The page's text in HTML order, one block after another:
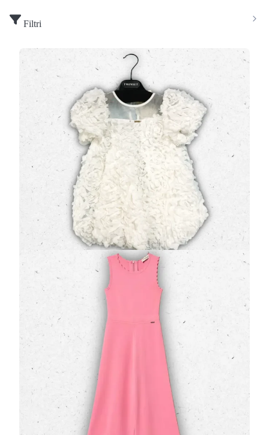
Filtri
Abito Twinset Bambina Bianco a Palloncino con
Fiori in Rilievo
(0 Valutazioni)
Twinset • Abiti
Un'esplosione di candore e poesia definisce questo
abito Twinset da bambina.
Caratterizzato da una silhouette iconica c…
165,00 € 115,50 €
Tuta Ragazza Twinset Rosa Aurora Pink in
Maglia con Fondo Traforato a Zig-Zag
(0 Valutazioni)
Twinset • Abiti
L'eleganza "one-piece" si tinge di romanticismo con
in maglia di misto viscosa. Nella
vibrante tonalità
Rosa Aurora P…
155,00 € 108,50 €